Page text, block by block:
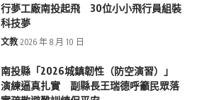
行夢工廠南投起飛 30位小小飛行員組裝
科技夢
文教 2026 年 8 月 10 日
南投縣「2026城鎮韌性（防空演習）」
演練逼真扎實 副縣長王瑞德呼籲民眾落